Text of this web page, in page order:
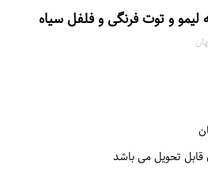
و توت فرنگی و فلفل سیاه
قابل تحویل می باشد